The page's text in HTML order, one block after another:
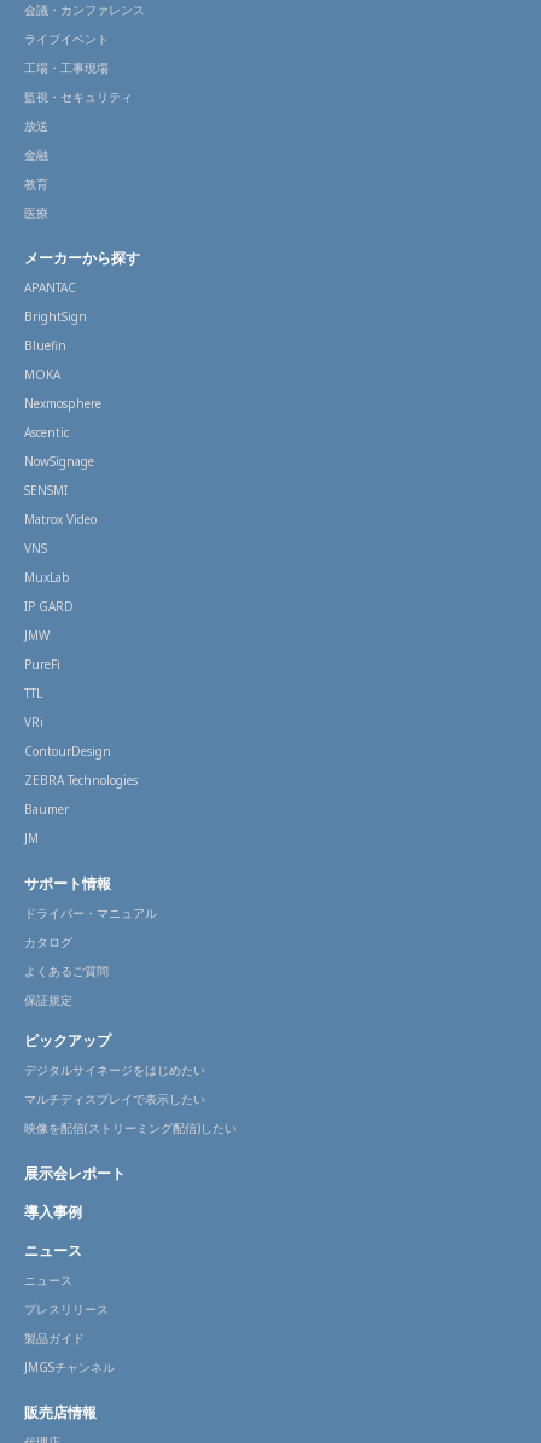
会議・カンファレンス
ライブイベント
工場・工事現場
監視・セキュリティ
放送
金融
教育
医療
メーカーから探す
APANTAC
BrightSign
Bluefin
MOKA
Nexmosphere
Ascentic
NowSignage
SENSMI
Matrox Video
VNS
MuxLab
IP GARD
JMW
PureFi
TTL
VRi
ContourDesign
ZEBRA Technologies
Baumer
JM
サポート情報
ドライバー・マニュアル
カタログ
よくあるご質問
保証規定
ピックアップ
デジタルサイネージをはじめたい
マルチディスプレイで表示したい
映像を配信(ストリーミング配信)したい
展示会レポート
導入事例
ニュース
ニュース
プレスリリース
製品ガイド
JMGSチャンネル
販売店情報